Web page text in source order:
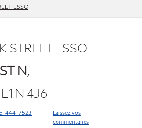
ESSO
STREET ESSO
N,
4J6
444-7523
Laissez vos
commentaires